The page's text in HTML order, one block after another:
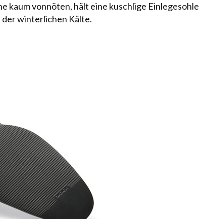
kaum vonnöten, hält eine kuschlige Einlegesohle
der winterlichen Kälte.